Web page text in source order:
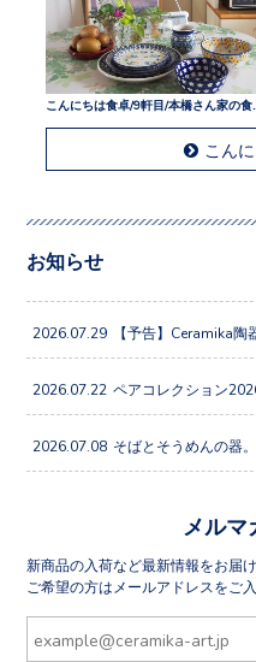
こんにちは食卓/9軒目/本橋さん家の食卓
こん
お知らせ
2026.07.29 【予告】Ceramika陶
2026.07.22 ペアコレクション
2026.07.08 そばとそうめんの器。
メル
新商品の入荷など最新情報をお届け
ご希望の方はメールアドレスをご